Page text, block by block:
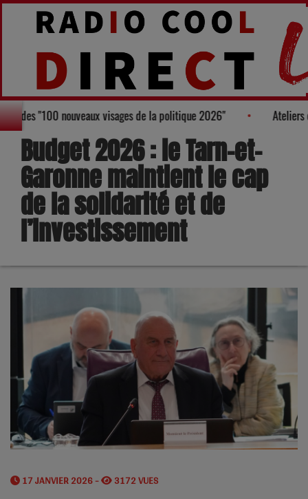
au Palmarès des "100 nouveaux visages de la politique 2026"
Budget 2026 : le Tarn-et-
Garonne maintient le cap
de la solidarité et de
l’investissement
17 JANVIER 2026 - 3172 VUES